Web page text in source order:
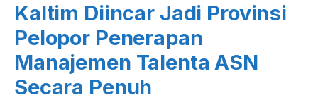
Kaltim Diincar Jadi Provinsi
Pelopor Penerapan
Manajemen Talenta ASN
Secara Penuh